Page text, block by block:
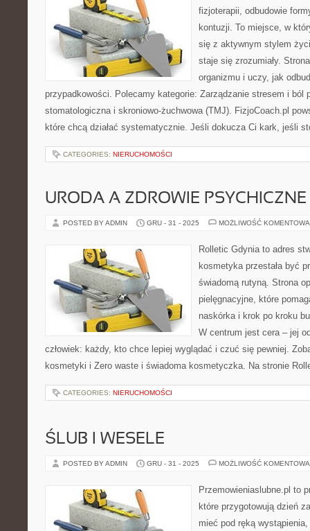
fizjoterapii, odbudowie
kontuzji. To miejsce, w
się z aktywnym stylem
staje się zrozumiały.
organizmu i uczy, jak
przypadkowości. Polecamy kategorie: Zarządzanie stresem i ból
stomatologiczna i skroniowo-żuchwowa (TMJ). FizjoCoach.pl
które chcą działać systematycznie. Jeśli dokucza Ci kark, jeśli
CATEGORIES: NIERUCHOMOŚCI
URODA A ZDROWIE PSYCHICZNE
POSTED BY ADMIN GRU - 31 - 2025 MOŻLIWOŚĆ
Rolletic Gdynia to adres
kosmetyka przestała być
świadomą rutyną. Strona
pielęgnacyjne, które
naskórka i krok po kroku
W centrum jest cera – jej
człowiek: każdy, kto chce lepiej wyglądać i czuć się pewniej.
kosmetyki i Zero waste i świadoma kosmetyczka. Na stronie
CATEGORIES: NIERUCHOMOŚCI
ŚLUB I WESELE
POSTED BY ADMIN GRU - 31 - 2025 MOŻLIWOŚĆ
Przemowieniaslubne.pl to
które przygotowują dzień
mieć pod ręką